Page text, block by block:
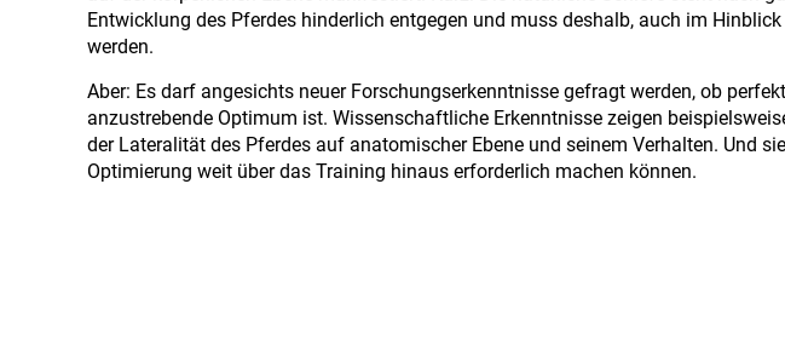
Entwicklung des Pferdes hinderlich entgegen und muss deshalb, auch im
werden.
Aber: Es darf angesichts neuer Forschungserkenntnisse gefragt werden, ob
anzustrebende Optimum ist. Wissenschaftliche Erkenntnisse zeigen
der Lateralität des Pferdes auf anatomischer Ebene und seinem Verhalten. Und
Optimierung weit über das Training hinaus erforderlich machen können.